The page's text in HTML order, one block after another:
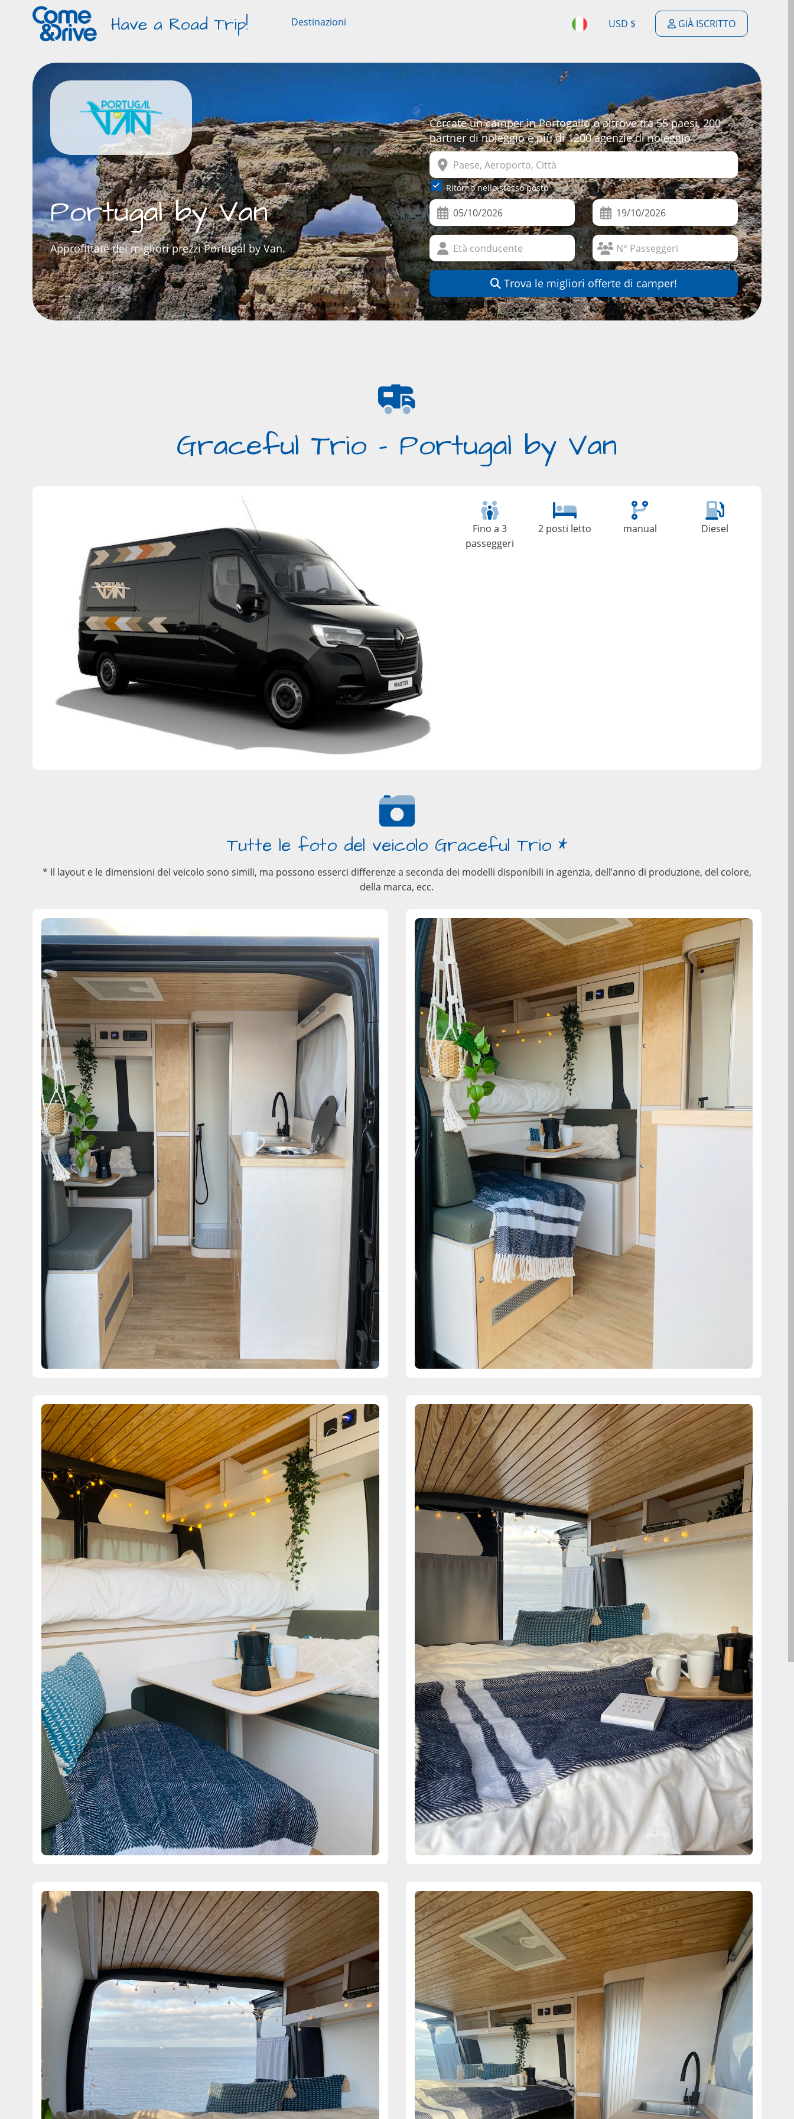
Have a Road Trip! Destinazioni
ESPAÑOL
FRANÇAIS
PORTUGUÊS
NEDERLANDSE
ITALIANO
USD $
£
€
F
$
R
GIÀ ISCRITTO
Portugal by Van
Approfittate dei migliori prezzi Portugal by Van.
Cercate un camper in Portogallo o altrove tra 55 paesi, 200
partner di noleggio e più di 1200 agenzie di noleggio
Ritorno nello stesso posto
Trova le migliori offerte di camper!
Graceful Trio - Portugal by Van
Fino a 3
passeggeri
2 posti letto manual Diesel
Tutte le foto del veicolo Graceful Trio *
* Il layout e le dimensioni del veicolo sono simili, ma possono esserci differenze a seconda dei modelli disponibili in agenzia, dell’anno di produzione, del colore,
della marca, ecc.